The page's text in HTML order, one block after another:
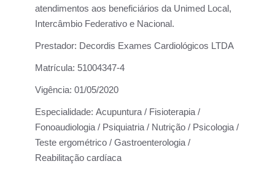
atendimentos aos beneficiários da Unimed Local,
Intercâmbio Federativo e Nacional.
Prestador: Decordis Exames Cardiológicos LTDA
Matrícula: 51004347-4
Vigência: 01/05/2020
Especialidade: Acupuntura / Fisioterapia /
Fonoaudiologia / Psiquiatria / Nutrição / Psicologia /
Teste ergométrico / Gastroenterologia /
Reabilitação cardíaca